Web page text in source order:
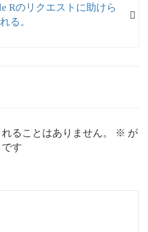
Rのリクエストに助けら
れる。
ることはありません。 ※ が
す